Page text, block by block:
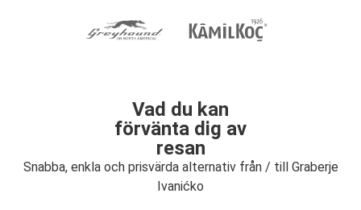
Vad du kan
förvänta dig av
resan
Snabba, enkla och prisvärda alternativ från / till Graberje
Ivanićko